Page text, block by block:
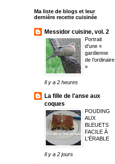
Ma liste de blogs et leur
dernière recette cuisinée
Messidor cuisine, vol. 2
Portrait
d’une «
gardienne
de l’ordinaire
»
Il y a 2 heures
La fille de l'anse aux
coques
POUDING
AUX
BLEUETS
FACILE À
L'ÉRABLE
Il y a 2 jours